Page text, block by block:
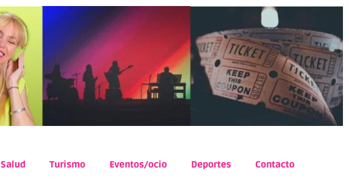
Salud Turismo Eventos/ocio Deportes Contacto